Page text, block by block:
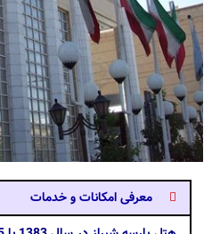
معرفی امکانات و خدمات